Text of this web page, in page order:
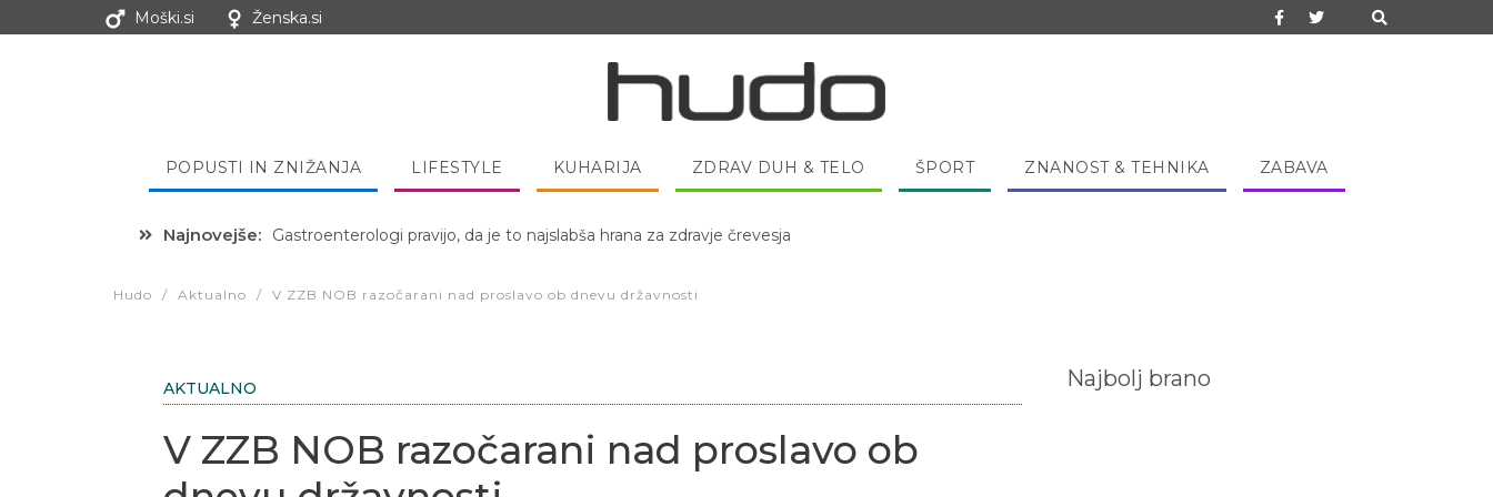
Moški.si Ženska.si
POPUSTI IN ZNIŽANJA LIFESTYLE KUHARIJA ZDRAV DUH & TELO ŠPORT ZNANOST & TEHNIKA ZABAVA
Najnovejše: Hibernacijska dieta: Zakaj je pred spanjem dobro pojesti žlico medu?
Hudo / Aktualno / V ZZB NOB razočarani nad proslavo ob dnevu državnosti
AKTUALNO
V ZZB NOB razočarani nad proslavo ob
Najbolj brano